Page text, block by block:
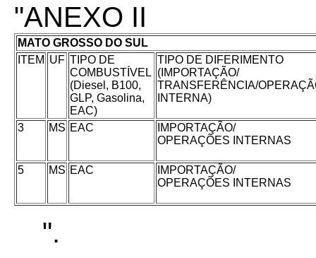
"ANEXO II
MATO GROSSO DO SUL
ITEM UF TIPO DE
COMBUSTÍVEL
(Diesel, B100,
GLP, Gasolina,
EAC)
TIPO DE DIFERIMENTO
(IMPORTAÇÃO/
TRANSFERÊNCIA/
INTERNA)
3 MS EAC
IMPORTAÇÃO/
OPERAÇÕES INTERNAS
5 MS EAC
IMPORTAÇÃO/
OPERAÇÕES INTERNAS
".